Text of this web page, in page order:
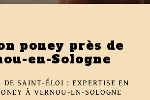
poney près de
en-Sologne
DE SAINT-ÉLOI : EXPERTISE EN
À VERNOU-EN-SOLOGNE